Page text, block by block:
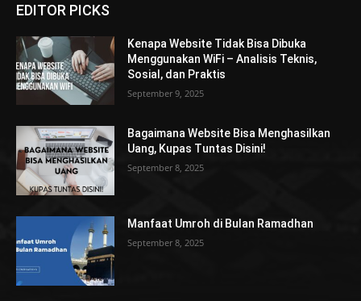
EDITOR PICKS
Kenapa Website Tidak Bisa Dibuka
Menggunakan WiFi – Analisis Teknis,
Sosial, dan Praktis
September 9, 2025
Bagaimana Website Bisa Menghasilkan
Uang, Kupas Tuntas Disini!
September 8, 2025
Manfaat Umroh di Bulan Ramadhan
September 8, 2025